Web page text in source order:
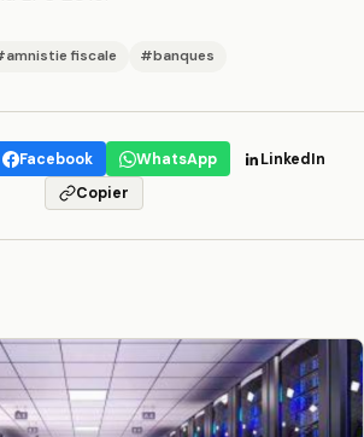
fiscale #banques
Facebook WhatsApp
LinkedIn
Copier